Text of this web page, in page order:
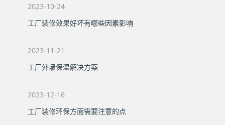
2023-10-24
工厂装修效果好坏有哪些因素影响
2023-11-21
工厂外墙保温解决方案
2023-12-16
工厂装修环保方面需要注意的点